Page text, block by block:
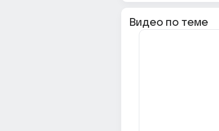
Видео по теме